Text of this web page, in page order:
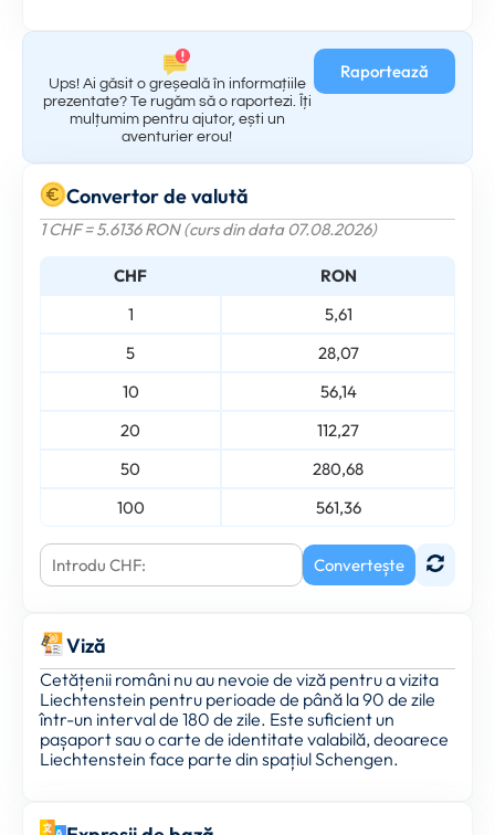
Ups! Ai găsit o greșeală în informațiile
prezentate? Te rugăm să o raportezi. Îți
mulțumim pentru ajutor, ești un
aventurier erou!
Raportează
Convertor de valută
1 CHF = 5.6136 RON (curs din data 07.08.2026)
CHF
RON
1
5,61
5
28,07
10
56,14
20
112,27
50
280,68
100
561,36
Convertește
Viză
Cetățenii români nu au nevoie de viză pentru a vizita
Liechtenstein pentru perioade de până la 90 de zile
într-un interval de 180 de zile. Este suficient un
pașaport sau o carte de identitate valabilă, deoarece
Liechtenstein face parte din spațiul Schengen.